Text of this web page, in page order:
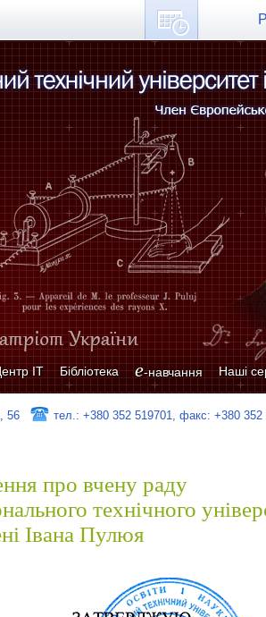
ІТ Бібліотека e-навчання Наші
56 тел.: +380 352 519701, факс: +380 352
про вчену раду
технічного
Івана Пулюя